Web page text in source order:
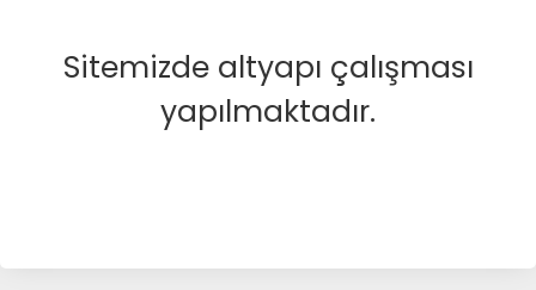
Sitemizde altyapı çalışması
yapılmaktadır.